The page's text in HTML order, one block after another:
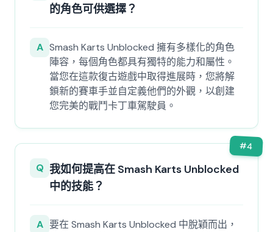
的角色可供選擇？
A Smash Karts Unblocked 擁有多樣化的角色
陣容，每個角色都具有獨特的能力和屬性。
當您在這款復古遊戲中取得進展時，您將解
鎖新的賽車手並自定義他們的外觀，以創建
您完美的戰鬥卡丁車駕駛員。
#4
Q 我如何提高在 Smash Karts Unblocked
中的技能？
A 要在 Smash Karts Unblocked 中脫穎而出，